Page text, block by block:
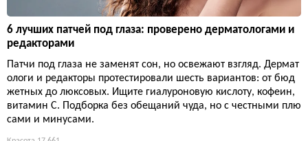
6 лучших патчей под глаза: проверено дерматологами и
редакторами
Патчи под глаза не заменят сон, но освежают взгляд. Дермат
ологи и редакторы протестировали шесть вариантов: от бюд
жетных до люксовых. Ищите гиалуроновую кислоту, кофеин,
витамин С. Подборка без обещаний чуда, но с честными плю
сами и минусами.